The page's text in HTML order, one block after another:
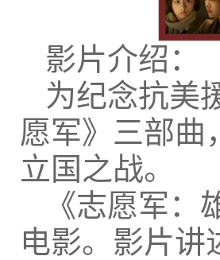
影片介绍：
为纪念抗美
愿军》三部曲
立国之战。
《志愿军
电影。影片讲